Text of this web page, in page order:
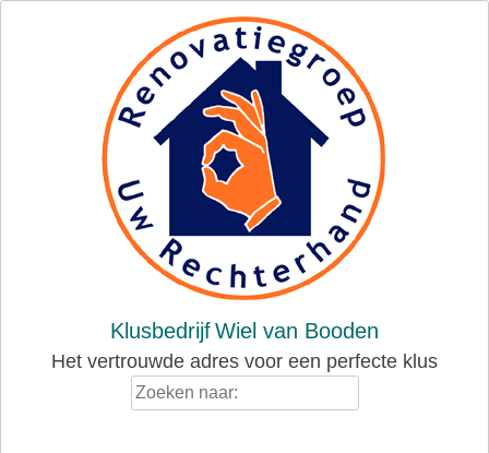
KlusbedrijfWiel van Booden
Het vertrouwde adres voor een perfecte klus